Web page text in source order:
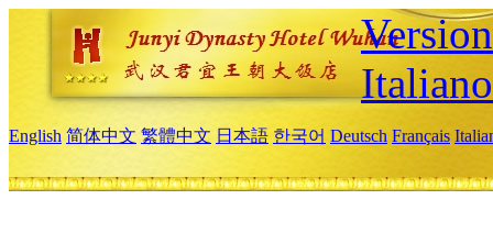
Italiano
English 简体中文 繁體中文 日本語 한국어 Deutsch Français